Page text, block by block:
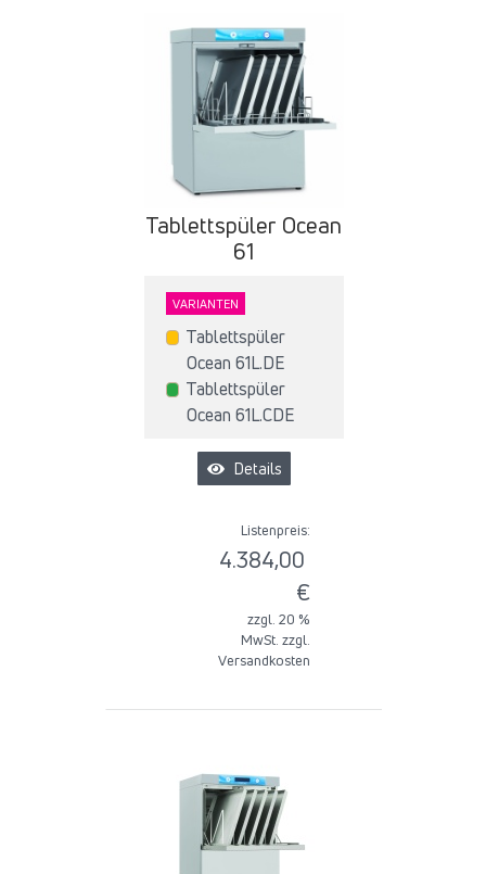
Tablettspüler Ocean
61
VARIANTEN
Tablettspüler
Ocean 61L.DE
Tablettspüler
Ocean 61L.CDE
Details
Listenpreis:
4.384,00
€
zzgl. 20 %
MwSt. zzgl.
Versandkosten